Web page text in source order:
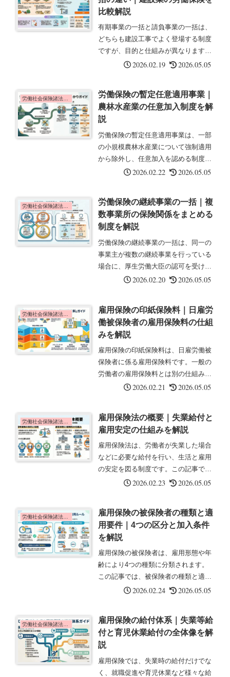
設...
比較解説
有期事業の一括と請負事業の一括は、
どちらも建設工事でよく登場する制度
ですが、目的と仕組みが異なります。
この記事では、2つの制度の違いと共
業の一括は、どちらも建設の事業に関
わ...
2026.02.19 2026.05.05
労働社会保険諸法令の基礎知識
労働保険の暫定任意適用事業｜
農林水産業の任意加入制度を解
説
労働保険の暫定任意適用事業は、一部
の小規模農林水産業について強制適用
から除外し、任意加入を認める制度で
す。この記事では、対象事業と加入・
とは、当分の間、労働保険の強制適用
か...
2026.02.22 2026.05.05
労働社会保険諸法令の基礎知識
労働保険の継続事業の一括｜複
数事業所の保険関係をまとめる
制度を解説
労働保険の継続事業の一括は、同一の
事業主が複数の継続事業を行っている
場合に、厚生労働大臣の認可を受けて
1つの保険関係として一括できる制度
解説します。継続事業の一括とは継続
事...
2026.02.20 2026.05.05
労働社会保険諸法令の基礎知識
雇用保険の印紙保険料｜日雇労
働被保険者の雇用保険料の仕組
みを解説
雇用保険の印紙保険料は、日雇労働被
保険者に係る雇用保険料です。一般の
労働者の雇用保険料とは別の仕組みで
徴収されます。この記事では、印紙保
料とは、日雇労働被保険者に係る雇用
保...
2026.02.21 2026.05.05
労働社会保険諸法令の基礎知識
雇用保険法の概要｜失業給付と
雇用安定の仕組みを解説
雇用保険法は、労働者が失業した場合
などに必要な給付を行い、生活と雇用
の安定を図る制度です。この記事で
は、雇用保険の目的と制度の概要につ
雇用の継続が困難となった場合に必要
な給...
2026.02.23 2026.05.05
労働社会保険諸法令の基礎知識
雇用保険の被保険者の種類と適
用要件｜4つの区分と加入条件
を解説
雇用保険の被保険者は、雇用形態や年
齢により4つの種類に分類されます。
この記事では、被保険者の種類と適用
要件について解説します。被保険者の
険者 他の3種類に該当しない被保険
者...
2026.02.24 2026.05.05
労働社会保険諸法令の基礎知識
雇用保険の給付体系｜失業等給
付と育児休業給付の全体像を解
説
雇用保険では、失業時の給付だけでな
く、就職促進や育児休業など様々な給